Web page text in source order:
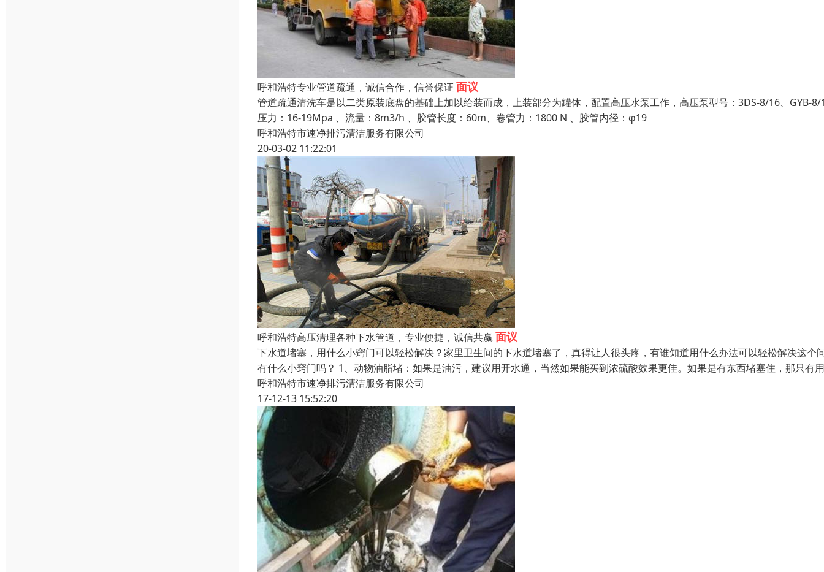
呼和浩特专业管道疏通，诚信合作，信誉保证 面议
管道疏通清洗车是以二类原装底盘的基础上加以给装而成，上装部分为罐体，配置高压水泵工作，高压泵型号：3DS-8/16、GYB-8/
压力：16-19Mpa 、流量：8m3/h 、胶管长度：60m、卷管力：1800 N 、胶管内径：φ19
呼和浩特市速净排污清洁服务有限公司
20-03-02 11:22:01
呼和浩特高压清理各种下水管道，专业便捷，诚信共赢面议
下水道堵塞，用什么小窍门可以轻松解决？家里卫生间的下水道堵塞了，真得让人很头疼，有谁知道用什么办法可以轻松解决这个
有什么小窍门吗？ 1、动物油脂堵：如果是油污，建议用开水通，当然如果能买到浓硫酸效果更佳。如果是有东西堵塞住，那只有
呼和浩特市速净排污清洁服务有限公司
17-12-13 15:52:20